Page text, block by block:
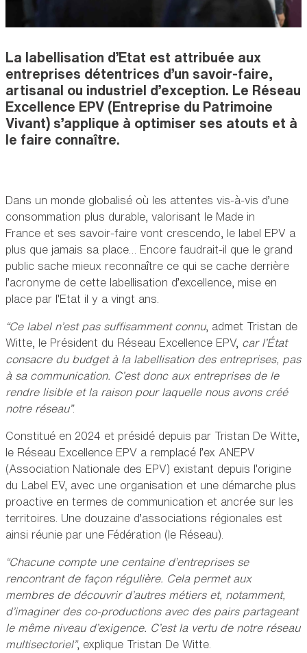
Accroche
La labellisation d’Etat est attribuée aux
entreprises détentrices d’un savoir-faire,
artisanal ou industriel d’exception. Le Réseau
Excellence EPV (Entreprise du Patrimoine
Vivant) s’applique à optimiser ses atouts et à
le faire connaître.
Contenu
Dans un monde globalisé où les attentes vis-à-vis d’une
consommation plus durable, valorisant le Made in
France et ses savoir-faire vont crescendo, le label EPV a
plus que jamais sa place… Encore faudrait-il que le grand
public sache mieux reconnaître ce qui se cache derrière
l’acronyme de cette labellisation d’excellence, mise en
place par l’Etat il y a vingt ans.
“Ce label n’est pas suffisamment connu, admet Tristan de
Witte, le Président du Réseau Excellence EPV, car l’État
consacre du budget à la labellisation des entreprises, pas
à sa communication. C’est donc aux entreprises de le
rendre lisible et la raison pour laquelle nous avons créé
notre réseau”.
Constitué en 2024 et présidé depuis par Tristan De Witte,
le Réseau Excellence EPV a remplacé l’ex ANEPV
(Association Nationale des EPV) existant depuis l’origine
du Label E¨V, avec une organisation et une démarche plus
proactive en termes de communication et ancrée sur les
territoires. Une douzaine d’associations régionales est
ainsi réunie par une Fédération (le Réseau).
“Chacune compte une centaine d’entreprises se
rencontrant de façon régulière. Cela permet aux
membres de découvrir d’autres métiers et, notamment,
d’imaginer des co-productions avec des pairs partageant
le même niveau d’exigence. C’est la vertu de notre réseau
multisectoriel”, explique Tristan De Witte.